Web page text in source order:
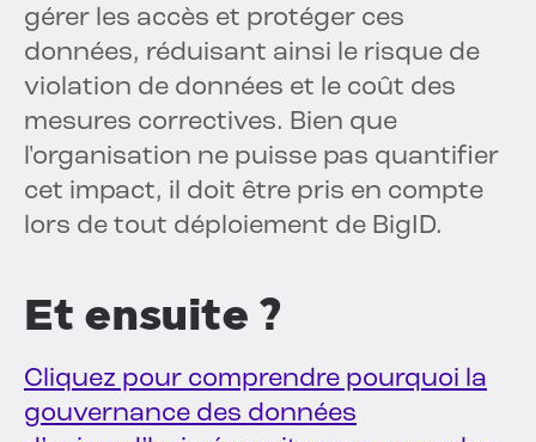
gérer les accès et protéger ces
données, réduisant ainsi le risque de
violation de données et le coût des
mesures correctives. Bien que
l'organisation ne puisse pas quantifier
cet impact, il doit être pris en compte
lors de tout déploiement de BigID.
Et ensuite ?
Cliquez pour comprendre pourquoi la
gouvernance des données